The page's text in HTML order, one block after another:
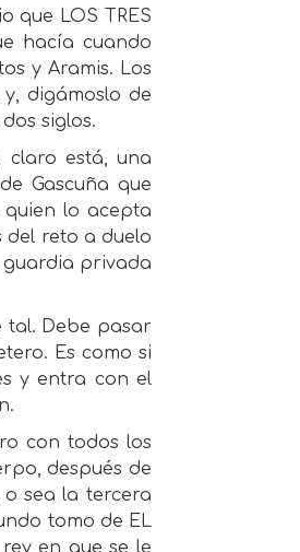
que LOS TRES
hacía cuando
y Aramis. Los
digámoslo de
siglos.
claro está, una
Gascuña que
lo acepta
del reto a duelo
guardia privada
tal. Debe pasar
Es como si
y entra con el
con todos los
después de
sea la tercera
tomo de EL
en que se le